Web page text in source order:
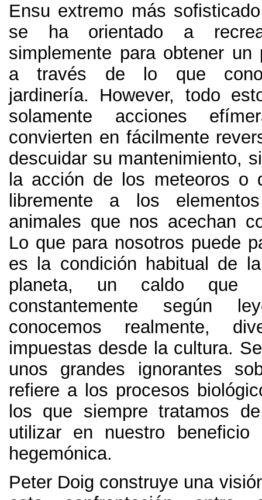
Ensu extremo más
se ha orientado a
simplemente para obtener un
a través de lo que
jardinería. However, todo
solamente acciones
convierten en fácilmente
descuidar su mantenimiento,
la acción de los meteoros o
libremente a los
animales que nos acechan
Lo que para nosotros puede
es la condición habitual de
planeta, un caldo que
constantemente según
conocemos realmente,
impuestas desde la cultura.
unos grandes ignorantes
refiere a los procesos
los que siempre tratamos
utilizar en nuestro beneficio
hegemónica.
Peter Doig construye una